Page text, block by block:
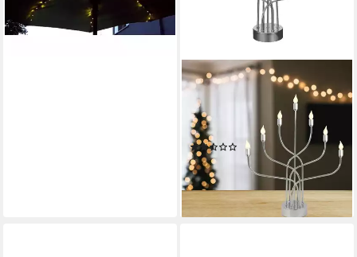
-25%
lieferbar - in 4-5 Werktagen bei dir
SEASONALS
LED Fensterleuchter 1079
LED-Metalleuchter
"Anywhere" Silber / Chrom
(3)
59,99 € UVP 79,90 €
-25%
lieferbar - in 4-5 Werktagen bei dir